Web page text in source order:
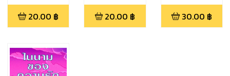
20.00 ฿ 20.00 ฿ 30.00 ฿